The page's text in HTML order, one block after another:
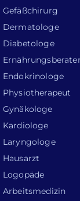
Gefäßchirurg
Dermatologe
Diabetologe
Ernährungsberater
Endokrinologe
Physiotherapeut
Gynäkologe
Kardiologe
Laryngologe
Hausarzt
Logopäde
Arbeitsmedizin